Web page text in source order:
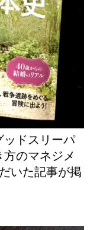
ッドスリーパ
のマネジメ
いた記事が掲